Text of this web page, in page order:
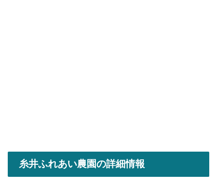
糸井ふれあい農園の詳細情報